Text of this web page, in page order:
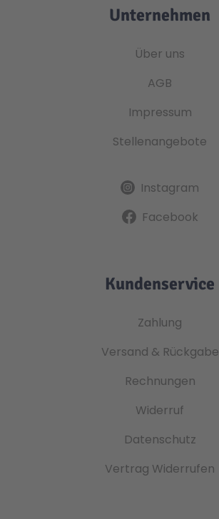
Unternehmen
Über uns
AGB
Impressum
Stellenangebote
Instagram
Facebook
Kundenservice
Zahlung
Versand & Rückgabe
Rechnungen
Widerruf
Datenschutz
Vertrag Widerrufen